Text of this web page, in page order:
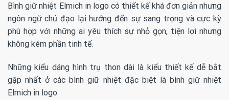
Bình giữ nhiệt Elmich in logo có thiết kế khá đơn giản nhưng
ngôn ngữ chủ đạo lại hướng đến sự sang trọng và cực kỳ
phù hợp với những ai yêu thích sự nhỏ gọn, tiện lợi nhưng
không kém phần tinh tế.
Những kiểu dáng hình trụ thon dài là kiểu thiết kế dễ bắt
gặp nhất ở các bình giữ nhiệt đặc biệt là bình giữ nhiệt
Elmich in logo